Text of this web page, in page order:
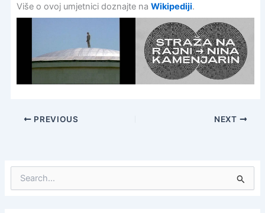
Više o ovoj umjetnici doznajte na Wikipediji.
PREVIOUS NEXT